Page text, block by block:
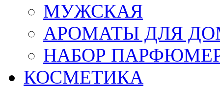
МУЖСКАЯ
АРОМАТЫ ДЛЯ
НАБОР
КОСМЕТИКА